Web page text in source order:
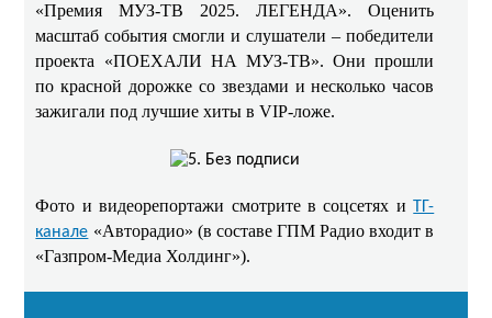
«Премия МУЗ-ТВ 2025. ЛЕГЕНДА». Оценить
масштаб события смогли и слушатели – победители
проекта «ПОЕХАЛИ НА МУЗ-ТВ». Они прошли
по красной дорожке со звездами и несколько часов
зажигали под лучшие хиты в VIP-ложе.
Фото и видеорепортажи смотрите в соцсетях иТГ-
канале «Авторадио» (в составе ГПМ Радио входит в
«Газпром-Медиа Холдинг»).